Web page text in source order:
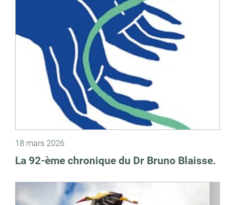
18 mars 2026
La 92-ème chronique du Dr Bruno Blaisse.